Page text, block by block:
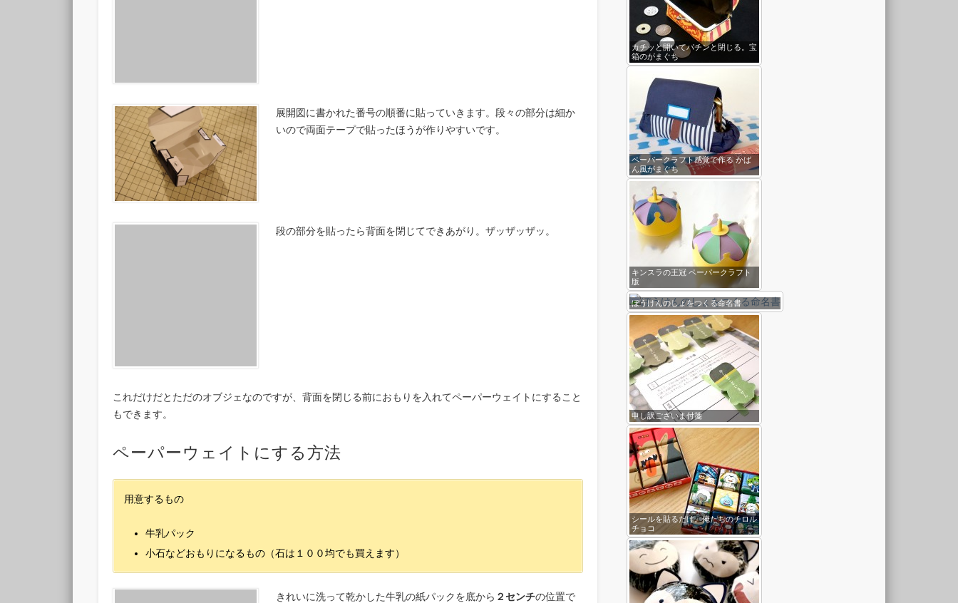
展開図に書かれた番号の順番に貼っていきます。段々の部分は細か
いので両面テープで貼ったほうが作りやすいです。
段の部分を貼ったら背面を閉じてできあがり。ザッザッザッ。
これだけだとただのオブジェなのですが、背面を閉じる前におもりを入れてペーパーウェイトにすること
もできます。
ペーパーウェイトにする方法
用意するもの
牛乳パック
小石などおもりになるもの（石は１００均でも買えます）
きれいに洗って乾かした牛乳の紙パックを底から ２センチの位置で
カチッと開いてパチンと閉じる。宝
箱のがまぐち
ペーパークラフト感覚で作る かば
ん風がまぐち
キンスラの王冠 ペーパークラフト
版
ぼうけんのしょをつくる命名書
申し訳ございま付箋
シールを貼るだけ。俺たちのチロル
チョコ